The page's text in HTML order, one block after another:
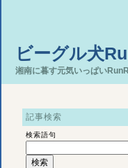
ビーグル犬
湘南に暮す元気いっぱい
記事検索
検索語句